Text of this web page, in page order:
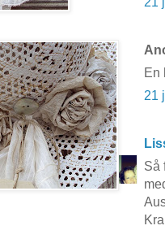
En
21
Så